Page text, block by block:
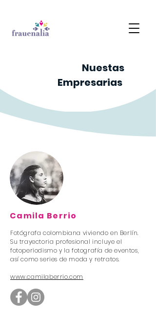
Nuestas
Empresarias
Camila Berrio
Fotógrafa colombiana viviendo en Berlín.
Su trayectoria profesional incluye el
fotoperiodismo y la fotografía de eventos,
así como series de moda y retratos.
www.camilaberrio.com